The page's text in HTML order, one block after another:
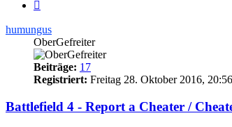
humungus
OberGefreiter
Beiträge: 17
Registriert: Freitag 28. Oktober 2016, 20:56
Battlefield 4 - Report a Cheater /